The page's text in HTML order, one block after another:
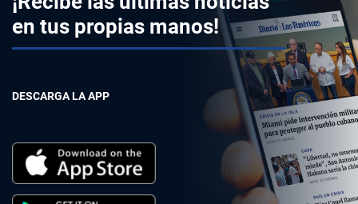
en tus propias manos!
DESCARGA LA APP